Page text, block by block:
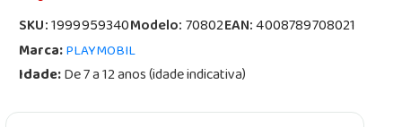
SKU:1999959340Modelo:70802EAN:4008789708021
Marca:PLAYMOBIL
Idade:De 7 a 12 anos (idade indicativa)